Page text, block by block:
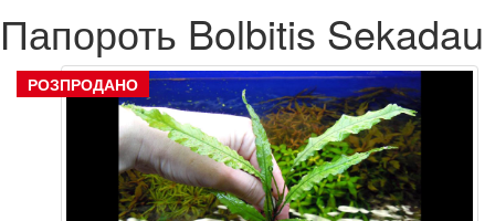
Папороть Bolbitis Sekadau
РОЗПРОДАНО